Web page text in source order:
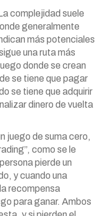
complejidad suele
generalmente
más potenciales
una ruta más
donde se crean
se tiene que pagar
se tiene que adquirir
dinero de vuelta
juego de suma cero,
como se le
pierde un
y cuando una
recompensa
para ganar. Ambos